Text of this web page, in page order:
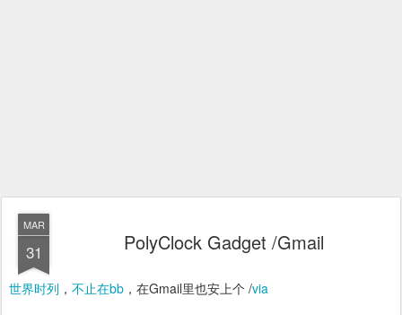
MAR
31 PolyClock Gadget /Gmail
世界时列 ， 不止在bb ，在Gmail里也安上个 /via